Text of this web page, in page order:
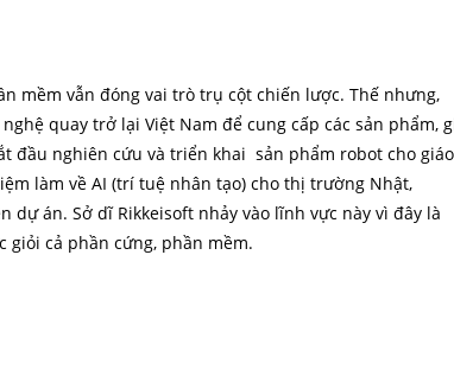
mềm vẫn đóng vai trò trụ cột chiến lược. Thế nhưng,
quay trở lại Việt Nam để cung cấp các sản phẩm,
đầu nghiên cứu và triển khai sản phẩm robot cho giáo
làm về AI (trí tuệ nhân tạo) cho thị trường Nhật,
dự án. Sở dĩ Rikkeisoft nhảy vào lĩnh vực này vì đây là
giỏi cả phần cứng, phần mềm.